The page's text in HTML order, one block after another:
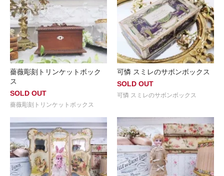
薔薇彫刻トリンケットボック
ス
SOLD OUT
薔薇彫刻トリンケットボックス
可憐 スミレのサボンボックス
SOLD OUT
可憐 スミレのサボンボックス